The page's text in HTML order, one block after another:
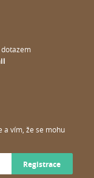
dotazem
a vím, že se mohu
Registrace